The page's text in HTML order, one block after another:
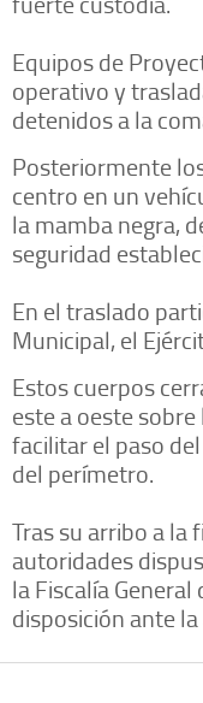
Equipos de
operativo y
detenidos a la
Posteriormente
centro en un
la mamba negra,
seguridad
En el traslado
Municipal, el
Estos cuerpos
este a oeste
facilitar el paso
del perímetro.
Tras su arribo a la
autoridades
la Fiscalía
disposición ante